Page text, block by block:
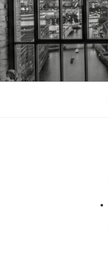
Zum
Inhalt
springen